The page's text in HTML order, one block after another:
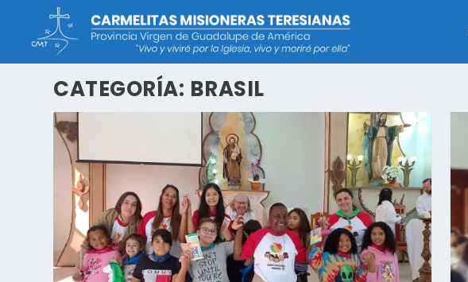
CATEGORÍA: BRASIL